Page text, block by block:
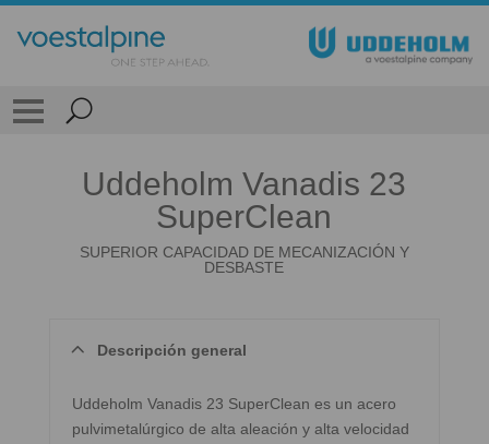
Uddeholm Vanadis 23
SuperClean
SUPERIOR CAPACIDAD DE MECANIZACIÓN Y
DESBASTE
Descripción general
Uddeholm Vanadis 23 SuperClean es un acero
pulvimetalúrgico de alta aleación y alta velocidad